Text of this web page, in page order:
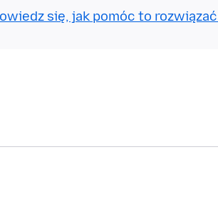
się, jak pomóc to